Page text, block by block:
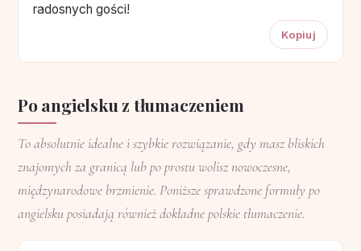
radosnych gości!
Kopiuj
Po angielsku z tłumaczeniem
To absolutnie idealne i szybkie rozwiązanie, gdy masz bliskich
znajomych za granicą lub po prostu wolisz nowoczesne,
międzynarodowe brzmienie. Poniższe sprawdzone formuły po
angielsku posiadają również dokładne polskie tłumaczenie.